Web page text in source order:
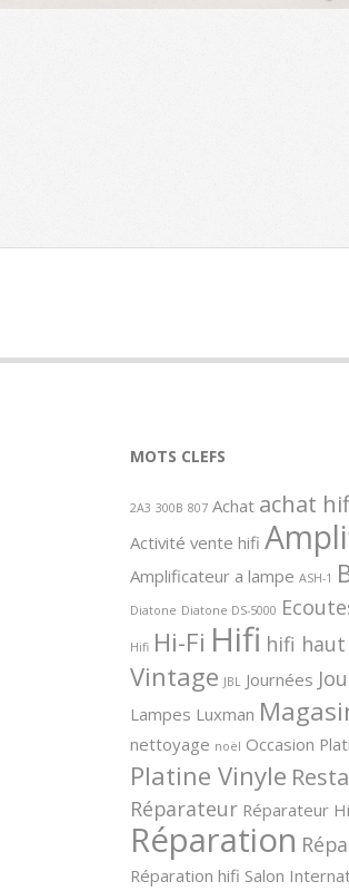
MOTS CLEFS
2A3 300B 807 Achat achat
Activité vente hifi
Amplificateur a lampe ASH-1
Diatone Diatone DS-5000
Hifi Hi-Fi Hifi hifi
Vintage JBL Journées
Lampes Luxman
nettoyage noël Occasion
Platine Vinyle
Réparateur Réparateur
Réparation
Réparation hifi Salon